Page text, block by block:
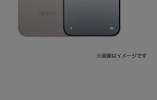
※画像はイメージです